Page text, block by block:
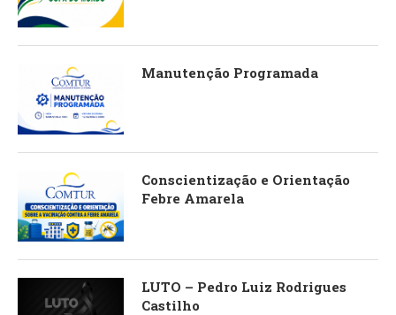
Manutenção Programada
Conscientização e Orientação
Febre Amarela
LUTO – Pedro Luiz Rodrigues
Castilho